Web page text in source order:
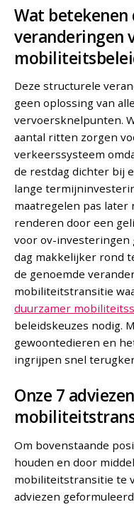
Wat betekenen
veranderingen
Deze structurele
geen oplossing van
vervoersknelpunten.
aantal ritten zorgen
verkeerssysteem
de restdag dichter bij
lange
maatregelen pas
renderen door een
voor ov-investeringen
dag makkelijker rond
de genoemde
mobiliteitstransitie
duurzamer
beleidskeuzes nodig.
gewoontedieren en
ingrijpen snel
Onze 7
Om bovenstaande
houden en door
mobiliteitstransitie te
adviezen